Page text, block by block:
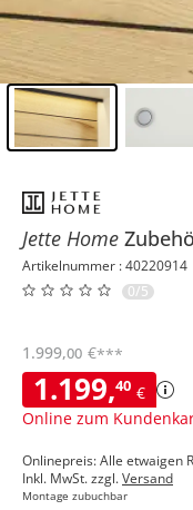
Jette Home
Artikelnummer : 40220914
0/5
1.199,40 €
Online zum
1.999,00 €***
Onlinepreis: Alle etwaigen
Inkl. MwSt. zzgl.Versand
Montage zubuchbar